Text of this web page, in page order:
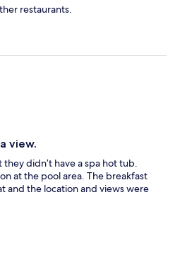
restaurants.
view.
didn’t have a spa hot tub.
at the pool area. The breakfast
and the location and views were